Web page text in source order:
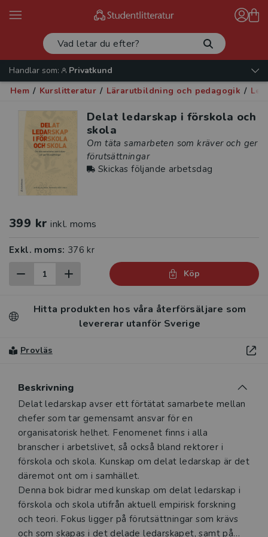
Handlar som:
Privatkund
Hem / Kurslitteratur / Lärarutbildning och pedagogik /
Delat ledarskap i förskola och
skola
Om täta samarbeten som kräver och ger
förutsättningar
Skickas följande arbetsdag
399 kr inkl. moms
Exkl. moms: 376 kr
Köp
Hitta produkten hos våra återförsäljare som
levererar utanför Sverige
Provläs
Beskrivning
Beskrivning
Delat ledarskap avser ett förtätat samarbete mellan
chefer som tar gemensamt ansvar för en
organisatorisk helhet. Fenomenet finns i alla
branscher i arbetslivet, så också bland rektorer i
förskola och skola. Kunskap om delat ledarskap är det
däremot ont om i samhället.
Denna bok bidrar med kunskap om delat ledarskap i
förskola och skola utifrån aktuell empirisk forskning
och teori. Fokus ligger på förutsättningar som krävs
och som skapas i det delade ledarskapet, samt på